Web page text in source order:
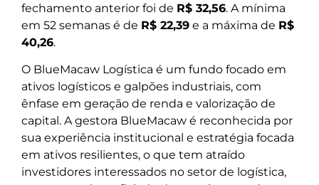
fechamento anterior foi de R$ 32,56. A mínima
em 52 semanas é de R$ 22,39 e a máxima de R$
40,26.
O BlueMacaw Logística é um fundo focado em
ativos logísticos e galpões industriais, com
ênfase em geração de renda e valorização de
capital. A gestora BlueMacaw é reconhecida por
sua experiência institucional e estratégia focada
em ativos resilientes, o que tem atraído
investidores interessados no setor de logística,